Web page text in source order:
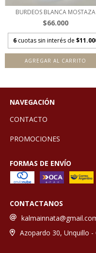
BURDEOS BLANCA MOSTAZA
$66.000
6 cuotas sin interés de
AGREGAR AL CARRITO
NAVEGACIÓN
CONTACTO
PROMOCIONES
FORMAS DE ENVÍO
CONTACTANOS
Azopardo 30, Unquillo -